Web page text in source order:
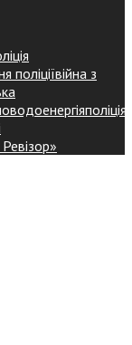
поліціївійна з
поліція